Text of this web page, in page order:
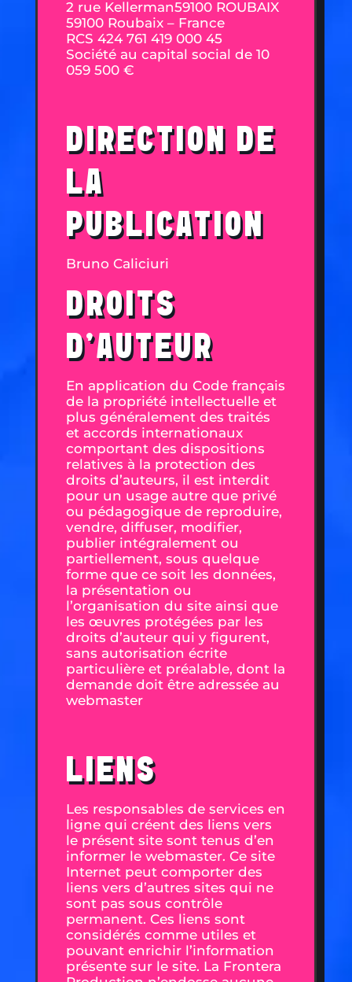
2 rue Kellerman59100 ROUBAIX
59100 Roubaix – France
RCS 424 761 419 000 45
Société au capital social de 10
059 500 €
DIRECTION DE
LA
PUBLICATION
Bruno Caliciuri
DROITS
D’AUTEUR
En application du Code français
de la propriété intellectuelle et
plus généralement des traités
et accords internationaux
comportant des dispositions
relatives à la protection des
droits d’auteurs, il est interdit
pour un usage autre que privé
ou pédagogique de reproduire,
vendre, diffuser, modifier,
publier intégralement ou
partiellement, sous quelque
forme que ce soit les données,
la présentation ou
l’organisation du site ainsi que
les œuvres protégées par les
droits d’auteur qui y figurent,
sans autorisation écrite
particulière et préalable, dont la
demande doit être adressée au
webmaster
LIENS
Les responsables de services en
ligne qui créent des liens vers
le présent site sont tenus d’en
informer le webmaster. Ce site
Internet peut comporter des
liens vers d’autres sites qui ne
sont pas sous contrôle
permanent. Ces liens sont
considérés comme utiles et
pouvant enrichir l’information
présente sur le site. La Frontera